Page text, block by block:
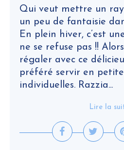
Qui veut mettre un
un peu de fantaisie
En plein hiver, c’est
ne se refuse pas !!
régaler avec ce
préféré servir en
individuelles. Razzia...
Lire la